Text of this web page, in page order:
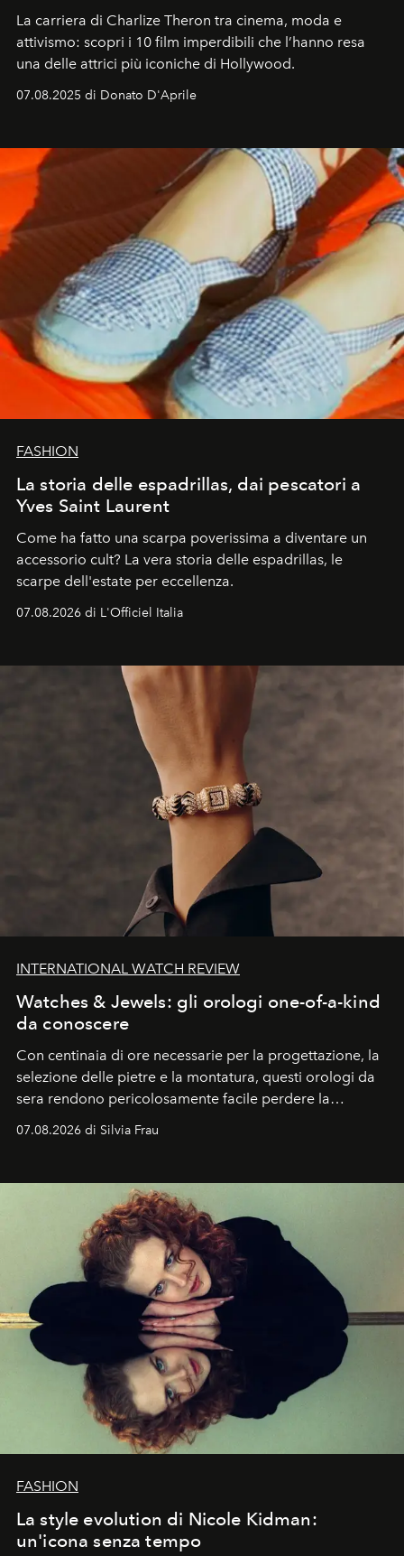
La carriera di Charlize Theron tra cinema, moda e
attivismo: scopri i 10 film imperdibili che l’hanno resa
una delle attrici più iconiche di Hollywood.
07.08.2025 di Donato D'Aprile
FASHION
La storia delle espadrillas, dai pescatori a
Yves Saint Laurent
Come ha fatto una scarpa poverissima a diventare un
accessorio cult? La vera storia delle espadrillas, le
scarpe dell'estate per eccellenza.
07.08.2026 di L'Officiel Italia
INTERNATIONAL WATCH REVIEW
Watches & Jewels: gli orologi one-of-a-kind
da conoscere
Con centinaia di ore necessarie per la progettazione, la
selezione delle pietre e la montatura, questi orologi da
sera rendono pericolosamente facile perdere la
07.08.2026 di Silvia Frau
FASHION
La style evolution di Nicole Kidman:
un'icona senza tempo